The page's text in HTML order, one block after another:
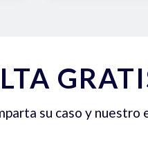
su caso y